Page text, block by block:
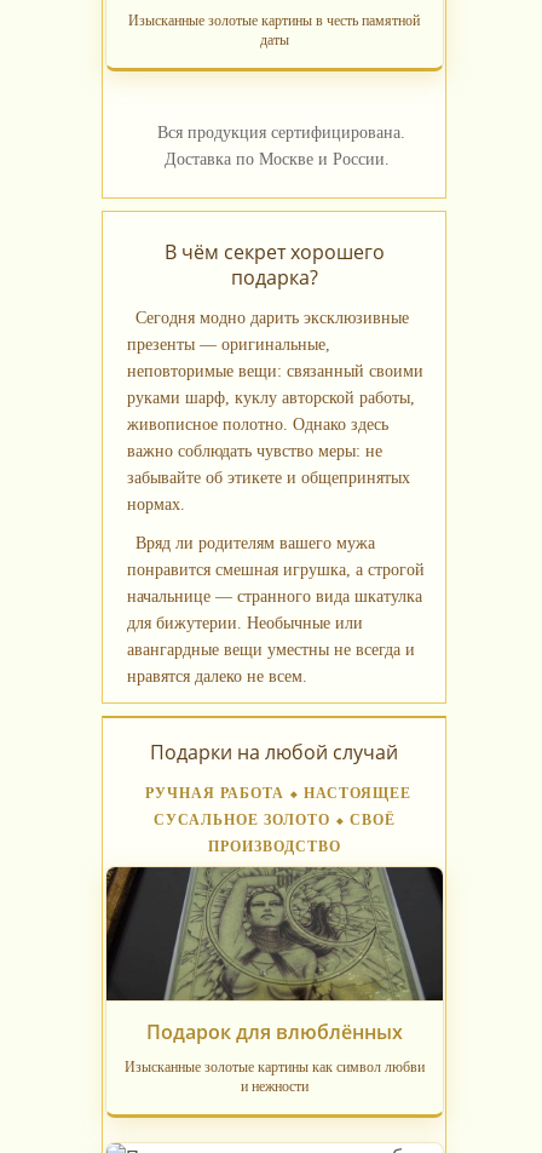
Изысканные золотые картины в честь памятной
даты
Вся продукция сертифицирована.
Доставка по Москве и России.
В чём секрет хорошего
подарка?
Сегодня модно дарить эксклюзивные
презенты — оригинальные,
неповторимые вещи: связанный своими
руками шарф, куклу авторской работы,
живописное полотно. Однако здесь
важно соблюдать чувство меры: не
забывайте об этикете и общепринятых
нормах.
Вряд ли родителям вашего мужа
понравится смешная игрушка, а строгой
начальнице — странного вида шкатулка
для бижутерии. Необычные или
авангардные вещи уместны не всегда и
нравятся далеко не всем.
Подарки на любой случай
РУЧНАЯ РАБОТА ⬥ НАСТОЯЩЕЕ
СУСАЛЬНОЕ ЗОЛОТО ⬥ СВОЁ
ПРОИЗВОДСТВО
Подарок для влюблённых
Изысканные золотые картины как символ любви
и нежности